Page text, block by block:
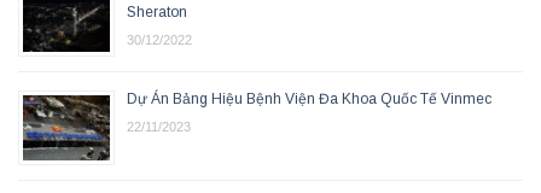
Sheraton
30/12/2022
Dự Án Bảng Hiệu Bệnh Viện Đa Khoa Quốc Tế Vinmec
22/11/2023